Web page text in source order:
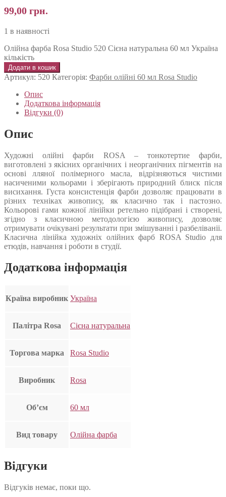
99,00 грн.
1 в наявності
Олійна фарба Rosa Studio 520 Сієна натуральна 60 мл Україна
кількість
Додати в кошик
Артикул: 520 Категорія: Фарби олійні 60 мл Rosa Studio
Опис
Додаткова інформація
Відгуки (0)
Опис
Художні олійні фарби ROSA – тонкотертие фарби,
виготовлені з якісних органічних і неорганічних пігментів на
основі лляної полімерного масла, відрізняються чистими
насиченими кольорами і зберігають природний блиск після
висихання. Густа консистенція фарби дозволяє працювати в
різних техніках живопису, як класично так і пастозно.
Кольорові гами кожної лінійки ретельно підібрані і створені,
згідно з класичною методологією живопису, дозволяє
отримувати очікувані результати при змішуванні і разбеліваніі.
Класична лінійка художніх олійних фарб ROSA Studio для
етюдів, навчання і роботи в студії.
Додаткова інформація
Країна виробник Україна
Палітра Rosa Сієна натуральна
Торгова марка Rosa Studio
Виробник Rosa
Об’єм 60 мл
Вид товару Олійна фарба
Відгуки
Відгуків немає, поки що.